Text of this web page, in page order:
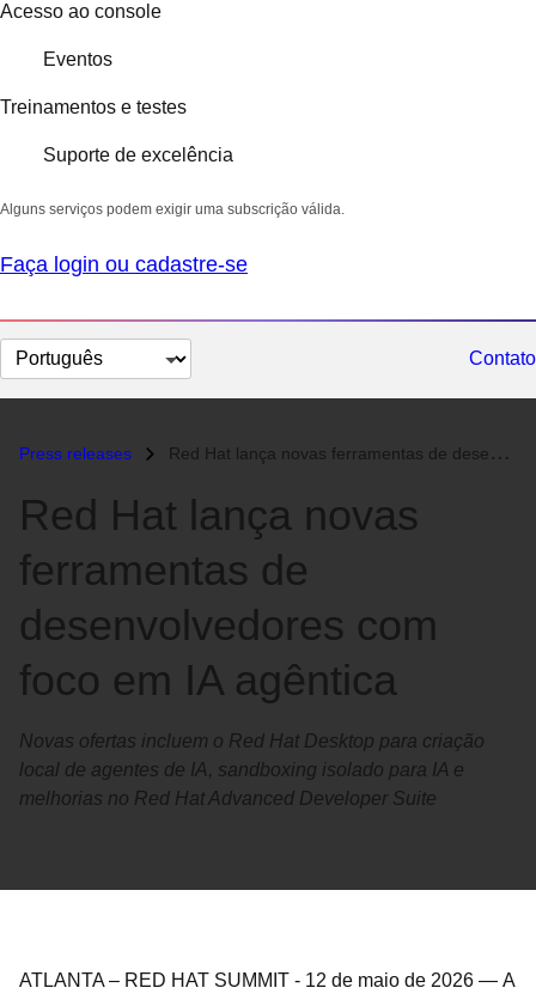
Acesso ao console
Eventos
Treinamentos e testes
Suporte de excelência
Alguns serviços podem exigir uma subscrição válida.
Faça login ou cadastre-se
Selecionar
idioma
Contato
Press releases Red Hat lança novas ferramentas de desenvolvedores com foco em IA agên...
Red Hat lança novas
ferramentas de
desenvolvedores com
foco em IA agêntica
Novas ofertas incluem o Red Hat Desktop para criação
local de agentes de IA, sandboxing isolado para IA e
melhorias no Red Hat Advanced Developer Suite
ATLANTA – RED HAT SUMMIT - 12 de maio de 2026 — A